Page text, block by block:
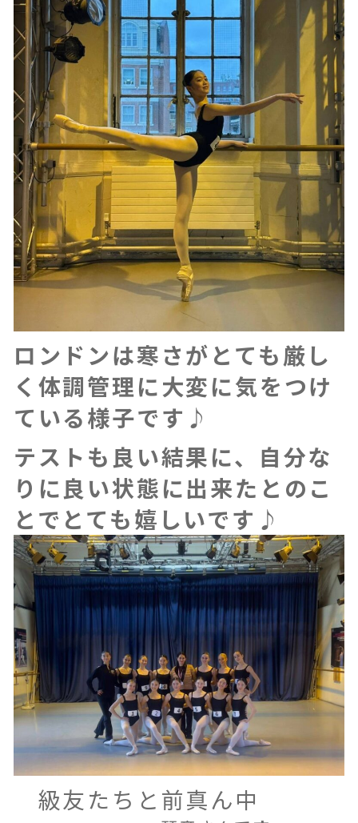
ロンドンは寒さがとても厳し
く体調管理に大変に気をつけ
ている様子です♪
テストも良い結果に、自分な
りに良い状態に出来たとのこ
とでとても嬉しいです♪
級友たちと前真ん中